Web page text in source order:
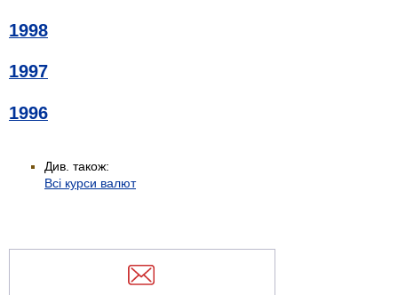
1998
1997
1996
Див. також:
Всі курси валют